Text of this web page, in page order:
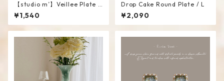
【studio m’】Veillee Plate #
White
¥1,540
Drop Cake Round Plate / L
¥2,090